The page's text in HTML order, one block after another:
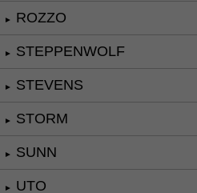
► ROZZO
► STEPPENWOLF
► STEVENS
► STORM
► SUNN
► UTO